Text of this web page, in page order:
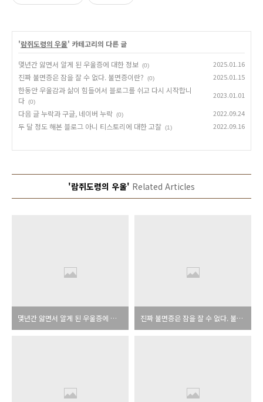
'람쥐도령의 우울' 카테고리의 다른 글
몇년간 앓면서 알게 된 우울증에 대한 정보 (0) 2025.01.16
진짜 불면증은 잠을 잘 수 없다. 불면증이란? (0) 2025.01.15
한동안 우울감과 삶이 힘들어서 블로그를 쉬고 다시 시작합니
다 (0)
2023.01.01
다음 글 누락과 구글, 네이버 누락 (0) 2022.09.24
두 달 정도 해본 블로그 아니 티스토리에 대한 고찰 (1) 2022.09.16
'람쥐도령의 우울' Related Articles
몇년간 앓면서 알게 된 우울증에 대한 정보 진짜 불면증은 잠을 잘 수 없다. 불면증이란?